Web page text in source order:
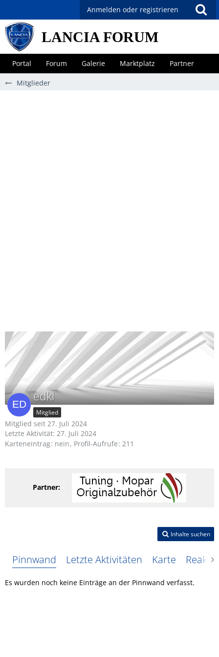
Anmelden oder registrieren
LANCIA FORUM
Portal Forum Galerie Marktplatz Partner
Mitglieder
edkl
Mitglied
Mitglied seit 27. Juli 2024
Letzte Aktivität: 27. Juli 2024
Karteneintrag nein Profil-Aufrufe 211
Partner:
Inhalte suchen
Pinnwand Letzte Aktivitäten Karte
Es wurden noch keine Einträge an der Pinnwand verfasst.